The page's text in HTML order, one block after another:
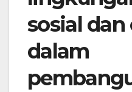
sosial
dalam